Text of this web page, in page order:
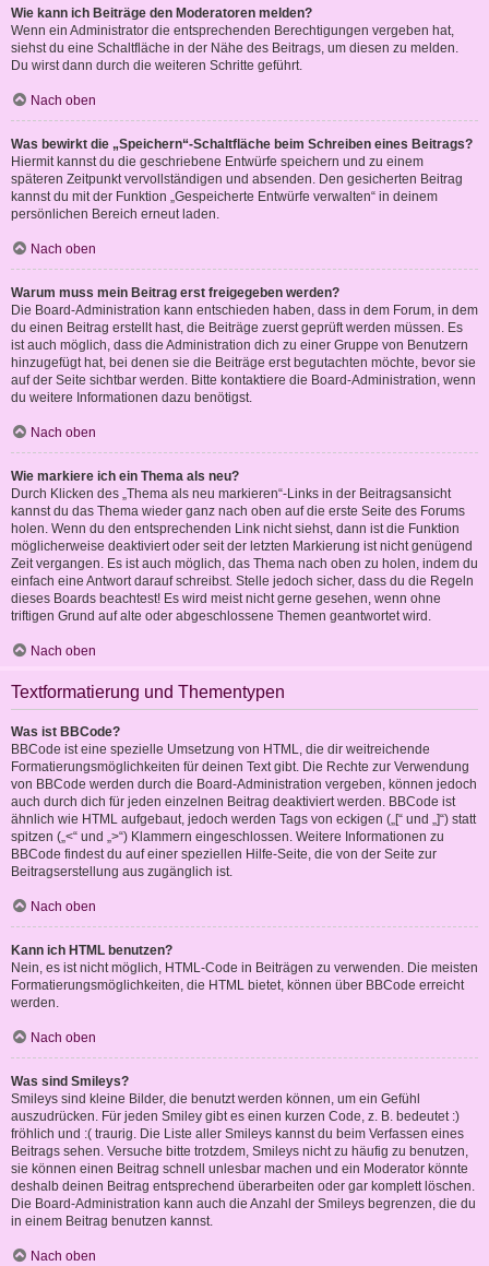
Wie kann ich Beiträge den Moderatoren melden?
Wenn ein Administrator die entsprechenden Berechtigungen vergeben hat,
siehst du eine Schaltfläche in der Nähe des Beitrags, um diesen zu melden.
Du wirst dann durch die weiteren Schritte geführt.
Nach oben
Was bewirkt die „Speichern“-Schaltfläche beim Schreiben eines Beitrags?
Hiermit kannst du die geschriebene Entwürfe speichern und zu einem
späteren Zeitpunkt vervollständigen und absenden. Den gesicherten Beitrag
kannst du mit der Funktion „Gespeicherte Entwürfe verwalten“ in deinem
persönlichen Bereich erneut laden.
Nach oben
Warum muss mein Beitrag erst freigegeben werden?
Die Board-Administration kann entschieden haben, dass in dem Forum, in dem
du einen Beitrag erstellt hast, die Beiträge zuerst geprüft werden müssen. Es
ist auch möglich, dass die Administration dich zu einer Gruppe von Benutzern
hinzugefügt hat, bei denen sie die Beiträge erst begutachten möchte, bevor sie
auf der Seite sichtbar werden. Bitte kontaktiere die Board-Administration, wenn
du weitere Informationen dazu benötigst.
Nach oben
Wie markiere ich ein Thema als neu?
Durch Klicken des „Thema als neu markieren“-Links in der Beitragsansicht
kannst du das Thema wieder ganz nach oben auf die erste Seite des Forums
holen. Wenn du den entsprechenden Link nicht siehst, dann ist die Funktion
möglicherweise deaktiviert oder seit der letzten Markierung ist nicht genügend
Zeit vergangen. Es ist auch möglich, das Thema nach oben zu holen, indem du
einfach eine Antwort darauf schreibst. Stelle jedoch sicher, dass du die Regeln
dieses Boards beachtest! Es wird meist nicht gerne gesehen, wenn ohne
triftigen Grund auf alte oder abgeschlossene Themen geantwortet wird.
Nach oben
Textformatierung und Thementypen
Was ist BBCode?
BBCode ist eine spezielle Umsetzung von HTML, die dir weitreichende
Formatierungsmöglichkeiten für deinen Text gibt. Die Rechte zur Verwendung
von BBCode werden durch die Board-Administration vergeben, können jedoch
auch durch dich für jeden einzelnen Beitrag deaktiviert werden. BBCode ist
ähnlich wie HTML aufgebaut, jedoch werden Tags von eckigen („[“ und „]“) statt
spitzen („<“ und „>“) Klammern eingeschlossen. Weitere Informationen zu
BBCode findest du auf einer speziellen Hilfe-Seite, die von der Seite zur
Beitragserstellung aus zugänglich ist.
Nach oben
Kann ich HTML benutzen?
Nein, es ist nicht möglich, HTML-Code in Beiträgen zu verwenden. Die meisten
Formatierungsmöglichkeiten, die HTML bietet, können über BBCode erreicht
werden.
Nach oben
Was sind Smileys?
Smileys sind kleine Bilder, die benutzt werden können, um ein Gefühl
auszudrücken. Für jeden Smiley gibt es einen kurzen Code, z. B. bedeutet :)
fröhlich und :( traurig. Die Liste aller Smileys kannst du beim Verfassen eines
Beitrags sehen. Versuche bitte trotzdem, Smileys nicht zu häufig zu benutzen,
sie können einen Beitrag schnell unlesbar machen und ein Moderator könnte
deshalb deinen Beitrag entsprechend überarbeiten oder gar komplett löschen.
Die Board-Administration kann auch die Anzahl der Smileys begrenzen, die du
in einem Beitrag benutzen kannst.
Nach oben